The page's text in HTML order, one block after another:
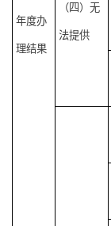
年度办
理结果
（四）无
法提供